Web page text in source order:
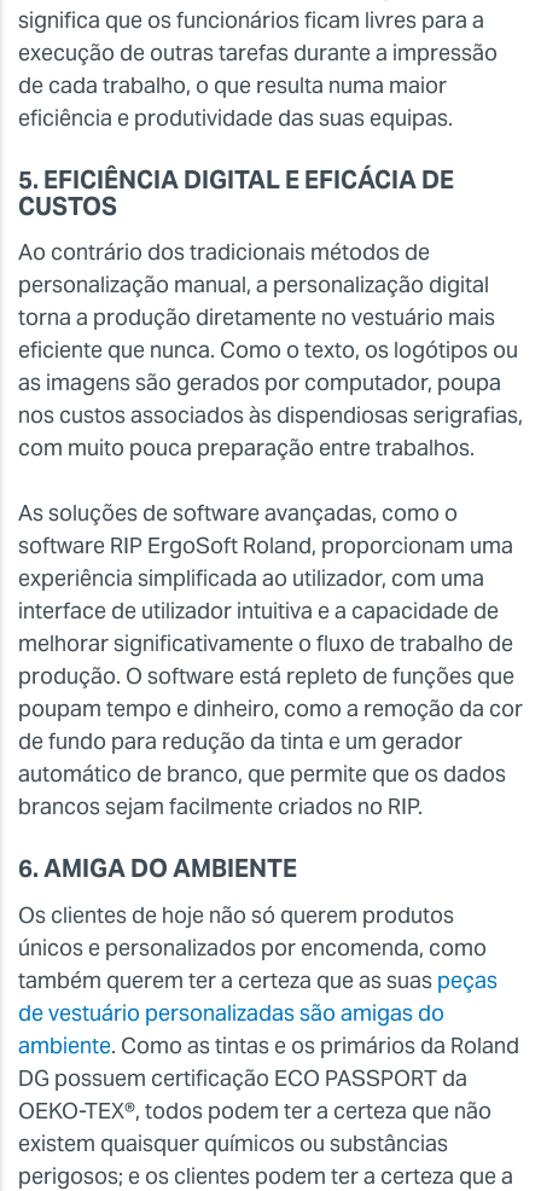
significa que os funcionários ficam livres para a
execução de outras tarefas durante a impressão
de cada trabalho, o que resulta numa maior
eficiência e produtividade das suas equipas.
5. EFICIÊNCIA DIGITAL E EFICÁCIA DE
CUSTOS
Ao contrário dos tradicionais métodos de
personalização manual, a personalização digital
torna a produção diretamente no vestuário mais
eficiente que nunca. Como o texto, os logótipos ou
as imagens são gerados por computador, poupa
nos custos associados às dispendiosas serigrafias,
com muito pouca preparação entre trabalhos.
As soluções de software avançadas, como o
software RIP ErgoSoft Roland, proporcionam uma
experiência simplificada ao utilizador, com uma
interface de utilizador intuitiva e a capacidade de
melhorar significativamente o fluxo de trabalho de
produção. O software está repleto de funções que
poupam tempo e dinheiro, como a remoção da cor
de fundo para redução da tinta e um gerador
automático de branco, que permite que os dados
brancos sejam facilmente criados no RIP.
6. AMIGA DO AMBIENTE
Os clientes de hoje não só querem produtos
únicos e personalizados por encomenda, como
também querem ter a certeza que as suas peças
de vestuário personalizadas são amigas do
ambiente. Como as tintas e os primários da Roland
DG possuem certificação ECO PASSPORT da
OEKO-TEX®, todos podem ter a certeza que não
existem quaisquer químicos ou substâncias
perigosos; e os clientes podem ter a certeza que a